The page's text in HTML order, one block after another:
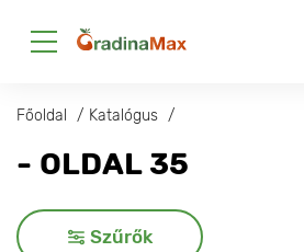
Főoldal Katalógus
- OLDAL 35
Szűrők